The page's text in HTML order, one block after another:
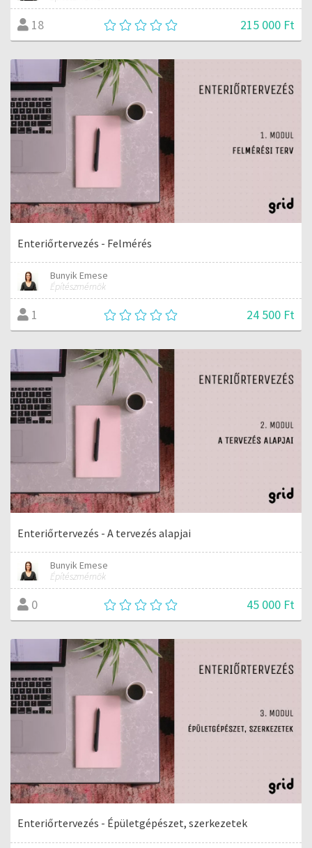
18 215 000 Ft
Enteriőrtervezés - Felmérés
Bunyik Emese
Építészmérnök
1 24 500 Ft
Enteriőrtervezés - A tervezés alapjai
Bunyik Emese
Építészmérnök
0 45 000 Ft
Enteriőrtervezés - Épületgépészet, szerkezetek